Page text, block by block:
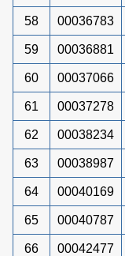
58 00036783
59 00036881
60 00037066
61 00037278
62 00038234
63 00038987
64 00040169
65 00040787
66 00042477